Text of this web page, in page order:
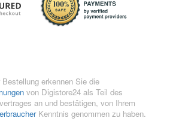
erkennen Sie die
von Digistore24 als Teil des
an und bestätigen, von Ihrem
Kenntnis genommen zu haben.